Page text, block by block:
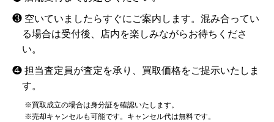
❸ 空いていましたらすぐにご案内します。混み合ってい
る場合は受付後、店内を楽しみながらお待ちくださ
い。
❹ 担当査定員が査定を承り、買取価格をご提示いたしま
す。
※買取成立の場合は身分証を確認いたします。
※売却キャンセルも可能です。キャンセル代は無料です。